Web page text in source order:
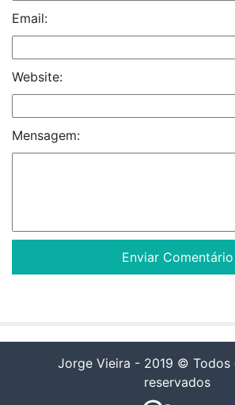
Email:
Website:
Mensagem:
Jorge Vieira - 2019 © Todos
reservados